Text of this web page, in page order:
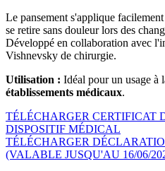
Le pansement s'applique
se retire sans douleur lors des
Développé en collaboration avec
Vishnevsky de chirurgie.
Utilisation : Idéal pour un usage à
établissements médicaux.
TÉLÉCHARGER CERTIFICAT
DISPOSITIF MÉDICAL
TÉLÉCHARGER
(VALABLE JUSQU'AU 16/06/